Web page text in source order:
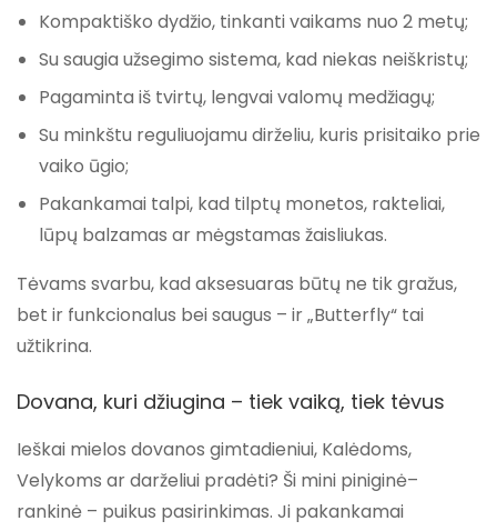
Kompaktiško dydžio, tinkanti vaikams nuo 2 metų;
Su saugia užsegimo sistema, kad niekas neiškristų;
Pagaminta iš tvirtų, lengvai valomų medžiagų;
Su minkštu reguliuojamu dirželiu, kuris prisitaiko prie
vaiko ūgio;
Pakankamai talpi, kad tilptų monetos, rakteliai,
lūpų balzamas ar mėgstamas žaisliukas.
Tėvams svarbu, kad aksesuaras būtų ne tik gražus,
bet ir funkcionalus bei saugus – ir „Butterfly“ tai
užtikrina.
Dovana, kuri džiugina – tiek vaiką, tiek tėvus
Ieškai mielos dovanos gimtadieniui, Kalėdoms,
Velykoms ar darželiui pradėti? Ši mini piniginė–
rankinė – puikus pasirinkimas. Ji pakankamai